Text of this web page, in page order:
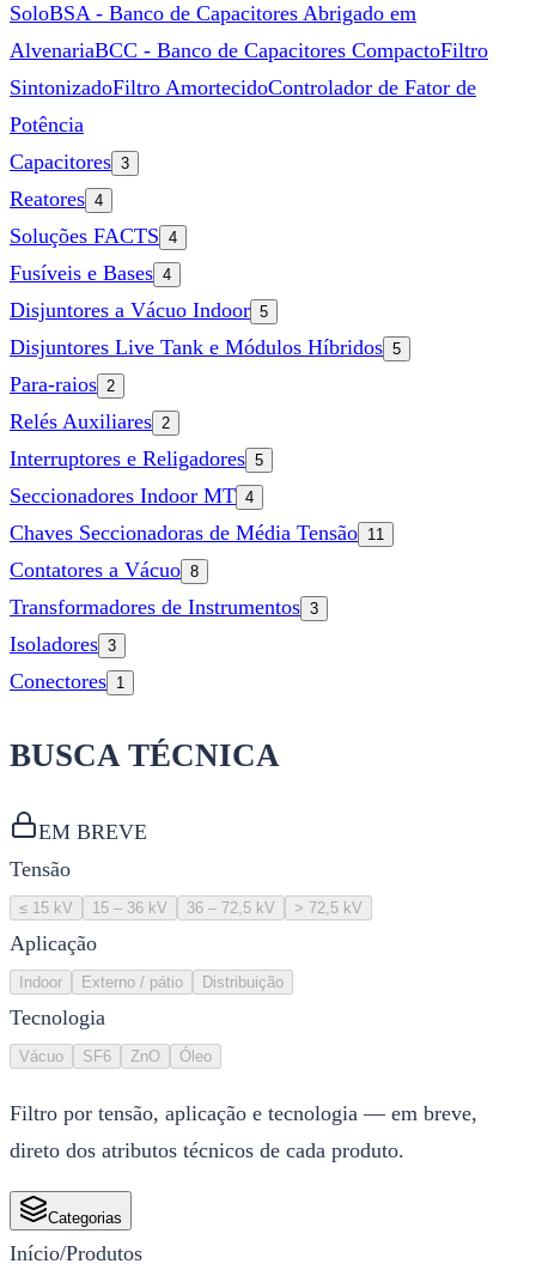
SoloBSA - Banco de Capacitores Abrigado em
AlvenariaBCC - Banco de Capacitores CompactoFiltro
SintonizadoFiltro AmortecidoControlador de Fator de
Potência
Capacitores 3
Reatores 4
Soluções FACTS 4
Fusíveis e Bases 4
Disjuntores a Vácuo Indoor 5
Disjuntores Live Tank e Módulos Híbridos 5
Para-raios 2
Relés Auxiliares 2
Interruptores e Religadores 5
Seccionadores Indoor MT 4
Chaves Seccionadoras de Média Tensão 11
Contatores a Vácuo 8
Transformadores de Instrumentos 3
Isoladores 3
Conectores 1
BUSCA TÉCNICA
EM BREVE
Tensão
≤ 15 kV 15 – 36 kV 36 – 72,5 kV > 72,5 kV
Aplicação
Indoor Externo / pátio Distribuição
Tecnologia
Vácuo SF6 ZnO Óleo
Filtro por tensão, aplicação e tecnologia — em breve,
direto dos atributos técnicos de cada produto.
Categorias
Início/Produtos